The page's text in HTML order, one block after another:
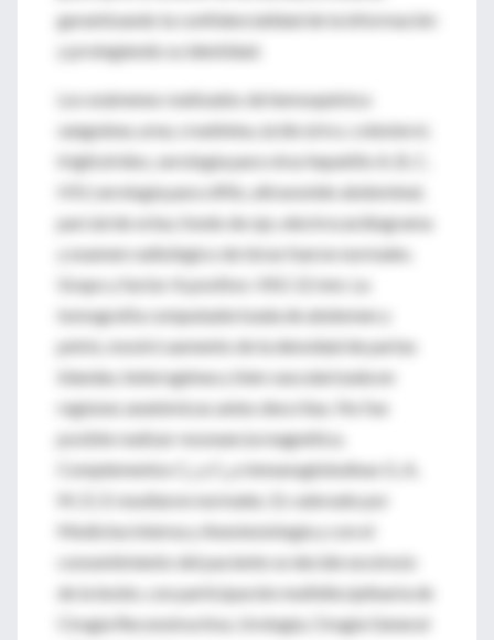
garantizando la confidencialidad de la información
y protegiendo su identidad.
Los exámenes realizados de hemoquímica
sanguínea, urea, creatinina, ácido úrico, colesterol,
triglicéridos, serología para virus hepatitis A, B, C,
HIV, serología para sífilis, ultrasonido abdominal,
parcial de orina, fondo de ojo, electrocardiograma
y examen radiológico de tórax fueron normales.
Grupo y factor A positivo. VSG 12 mm. La
tomografía computadorizada de abdomen y
pelvis, mostró aumento de la densidad de partas
blandas, heterogénea y bien vascularizada en
regiones anatómicas antes descritas. No fue
posible realizar resonancia magnética.
Complementos C
e inmunoglobulinas G, A,
M, D, E resultaron normales. Es valorado por
Medicina Interna y Anestesiología y con el
consentimiento del paciente se decide excéresis
de la lesión, con participación multidisciplinaria de
Cirugía Reconstructiva, Urología, Cirugía General